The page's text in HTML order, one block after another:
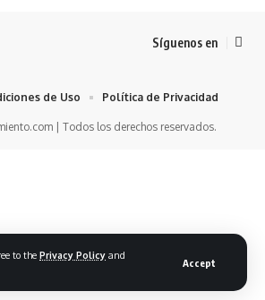
to the Privacy Policy and
Accept
Síguenos en
| Todos los derechos reservados.
de Uso Política de Privacidad